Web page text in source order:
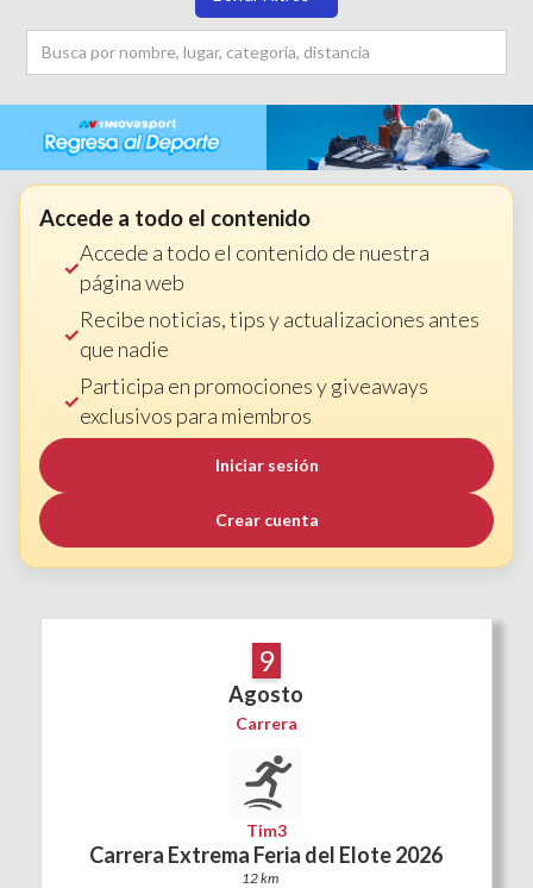
Accede a todo el contenido
Accede a todo el contenido de nuestra
página web
Recibe noticias, tips y actualizaciones antes
que nadie
Participa en promociones y giveaways
exclusivos para miembros
Iniciar sesión
Crear cuenta
9
Agosto
Carrera
Tim3
Carrera Extrema Feria del Elote 2026
12 km